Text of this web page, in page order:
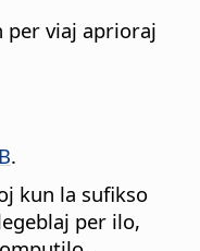
per viaj aprioraj
.
kun la sufikso
per ilo,